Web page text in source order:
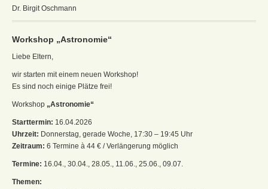
Dr. Birgit Oschmann
Workshop „Astronomie“
Liebe Eltern,
wir starten mit einem neuen Workshop!
Es sind noch einige Plätze frei!
Workshop „Astronomie“
Starttermin: 16.04.2026
Uhrzeit: Donnerstag, gerade Woche, 17:30 – 19:45 Uhr
Zeitraum: 6 Termine à 44 € / Verlängerung möglich
Termine: 16.04., 30.04., 28.05., 11.06., 25.06., 09.07.
Themen: